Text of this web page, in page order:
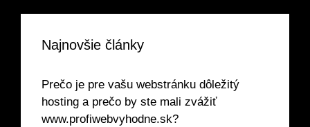
Najnovšie články
Prečo je pre vašu webstránku dôležitý
hosting a prečo by ste mali zvážiť
www.profiwebvyhodne.sk?